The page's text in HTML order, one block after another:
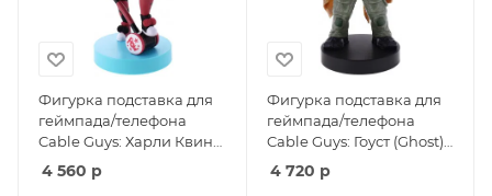
Фигурка подставка для
геймпада/телефона
Cable Guys: Харли Квинн
(Harley Quinn) ДиСи (DC)
(CGCRDC300998) 21,6 см
4 560 р
Фигурка подставка для
геймпада/телефона
Cable Guys: Гоуст (Ghost)
Калл Оф Дьюти :Варзон
(Call of Duty: Warzone)
4 720 р